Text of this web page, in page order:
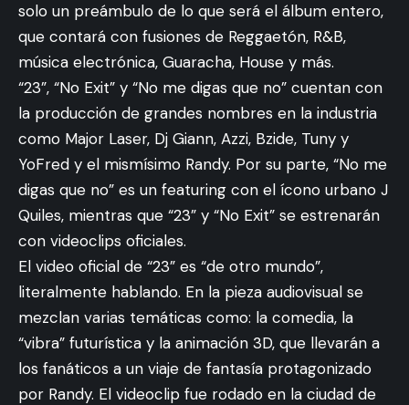
solo un preámbulo de lo que será el álbum entero,
que contará con fusiones de Reggaetón, R&B,
música electrónica, Guaracha, House y más.
“23”, “No Exit” y “No me digas que no” cuentan con
la producción de grandes nombres en la industria
como Major Laser, Dj Giann, Azzi, Bzide, Tuny y
YoFred y el mismísimo Randy. Por su parte, “No me
digas que no” es un featuring con el ícono urbano J
Quiles, mientras que “23” y “No Exit” se estrenarán
con videoclips oficiales.
El video oficial de “23” es “de otro mundo”,
literalmente hablando. En la pieza audiovisual se
mezclan varias temáticas como: la comedia, la
“vibra” futurística y la animación 3D, que llevarán a
los fanáticos a un viaje de fantasía protagonizado
por Randy. El videoclip fue rodado en la ciudad de